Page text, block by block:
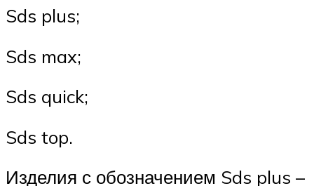
Sds plus;
Sds max;
Sds quick;
Sds top.
Изделия с обозначением Sds plus –